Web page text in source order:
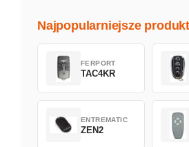
Najpopularniejsze
FERPORT
TAC4KR
ENTREMATIC
ZEN2